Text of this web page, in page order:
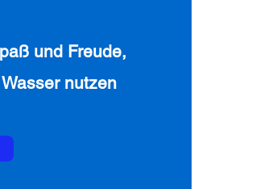
und Freude,
nutzen